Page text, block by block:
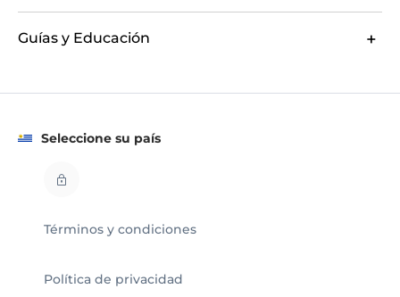
Guías y Educación
Seleccione su país
Términos y condiciones
Política de privacidad